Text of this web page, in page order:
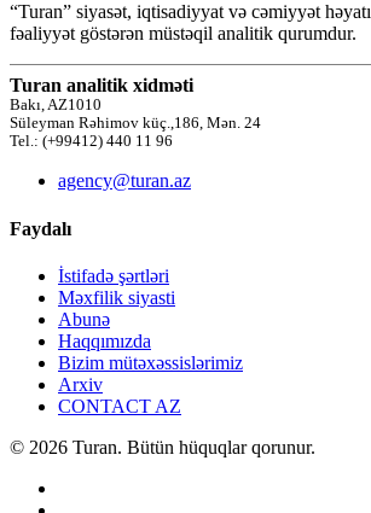
“Turan” siyasət, iqtisadiyyat və cəmiyyət
fəaliyyət göstərən müstəqil analitik qurumdur.
Turan analitik xidməti
Bakı, AZ1010
Süleyman Rəhimov küç.,186, Mən. 24
Tel.: (+99412) 440 11 96
agency@turan.az
Faydalı
İstifadə şərtləri
Məxfilik siyasti
Abunə
Haqqımızda
Bizim mütəxəssislərimiz
Arxiv
CONTACT AZ
© 2026 Turan. Bütün hüquqlar qorunur.